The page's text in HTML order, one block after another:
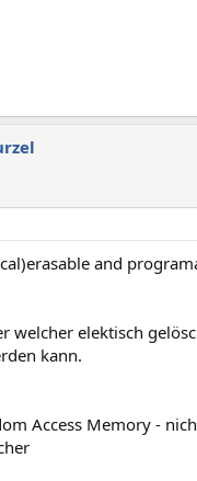
and
welcher elektisch
kann.
Access Memory -